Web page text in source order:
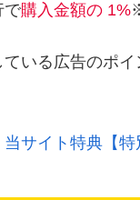
で購入金額の 1%
ている広告のポ
サイト特典【特